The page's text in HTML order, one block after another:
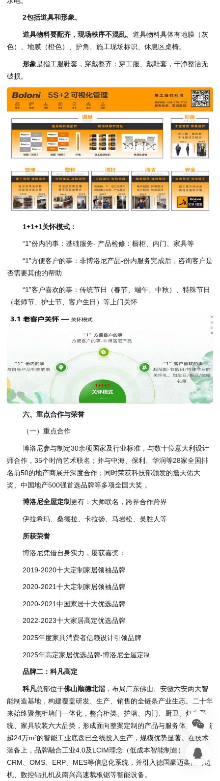
2包括道具和形象。
道具物料要配齐，现场秩序不混乱。 道具物料具体有地膜（灰
色）、地膜（橙色）、护角、施工现场标识、休息区桌椅。
形象是指工服鞋套，穿戴整齐：穿工服、戴鞋套，干净整洁无
破损。
1+1+1关怀模式：
“1”份内的事：基础服务- 产品检修：橱柜、内门、家具等
“1”方便客户的事：非博洛尼产品-份内服务完成后，咨询客户是
否需要其他的帮助
“1”客户喜欢的事：传统节日（春节、端午、中秋）、特殊节日
（老师节、护士节、客户生日）等上门关怀
六、重点合作与荣誉
（一）重点合作
博洛尼参与制定30余项国家及行业标准，与数十位意大利设计
师合作，35个时尚艺术联名；并与中海、保利、华润等28家全国排
名前50的地产商展开深度合作；同时荣获科技部颁发的詹天佑大
奖、中国地产500强首选品牌等多项全国大奖 。
博洛尼全屋定制更有：大师联名，跨界合作跨界
伊拉希玛、桑德拉、卡拉扬、马岩松、吴胜人等
所获荣誉
博洛尼凭借自身实力，屡获嘉奖：
2019-2020十大定制家居领袖品牌
2020-2021十大定制家居领袖品牌
2020-2021中国家居十大优选品牌
2022-2023十大家居高定优选品牌
2025年度家具消费者信赖设计引领品牌
2025年高定家居优选品牌-博洛尼全屋定制
品牌二：科凡高定
科凡总部位于佛山顺德北滘 ，布局广东佛山、安徽六安两大智
能制造基地，构建覆盖研发、生产、销售的全链条产业生态。二十年
来始终聚焦柜墙门一体化，整合柜类、护墙、内门、厨卫、灯光系
统、家具软装六大品类，形成面向整案定制的产品与服务体系。目前
超24万m²的智能工业底盘已全线投入生产，规模优势显著。在技术
装备上，品牌融合工业4.0及LCIM理念（低成本智能制造），集成
CRM、OMS、ERP、MES等信息化系统，并引入德国豪迈柔性封边
机、数控钻孔机及南兴高速裁板锯等智能设备。